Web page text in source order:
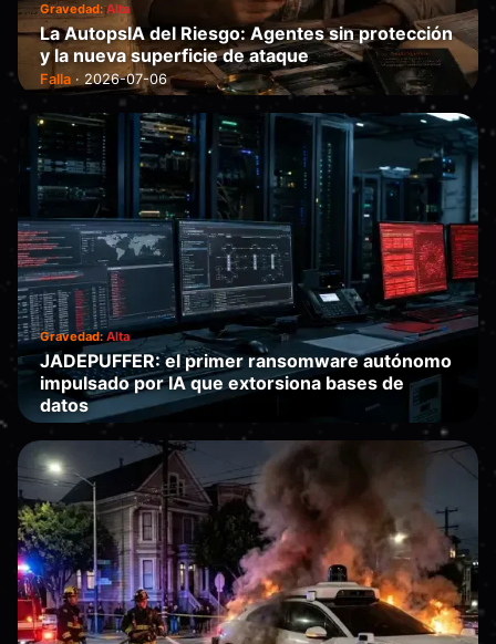
Gravedad:Alta
La AutopsIA del Riesgo: Agentes sin protección
y la nueva superficie de ataque
Falla · 2026-07-06
Gravedad:Alta
JADEPUFFER: el primer ransomware autónomo
impulsado por IA que extorsiona bases de
datos
Falla · 2026-07-05